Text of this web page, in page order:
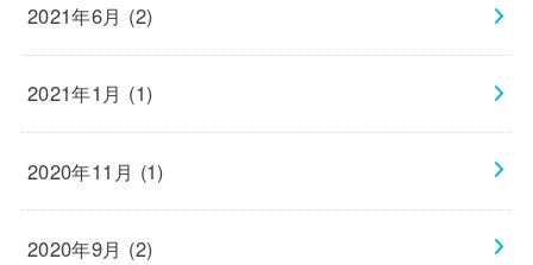
2021年6月 (2)
2021年1月 (1)
2020年11月 (1)
2020年9月 (2)